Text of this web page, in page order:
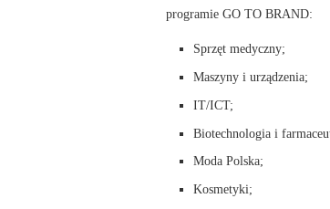
programie GO TO BRAND:
Sprzęt medyczny;
Maszyny i urządzenia;
IT/ICT;
Biotechnologia i
Moda Polska;
Kosmetyki;